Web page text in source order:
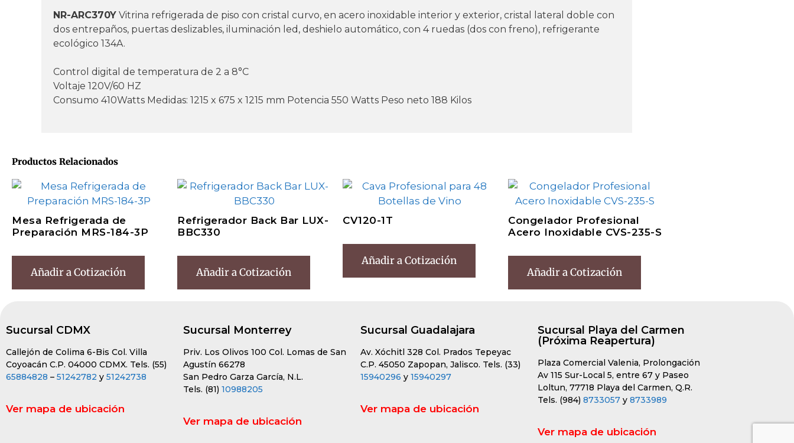
NR-ARC370Y Vitrina refrigerada de piso con cristal curvo, en acero inoxidable interior y exterior, cristal lateral doble con
dos entrepaños, puertas deslizables, iluminación led, deshielo automático, con 4 ruedas (dos con freno), refrigerante
ecológico 134A.
Control digital de temperatura de 2 a 8°C
Voltaje 120V/60 HZ
Consumo 410Watts Medidas: 1215 x 675 x 1215 mm Potencia 550 Watts Peso neto 188 Kilos
Productos Relacionados
Mesa Refrigerada de
Preparación MRS-184-3P
Añadir a Cotización
Refrigerador Back Bar LUX-
BBC330
Añadir a Cotización
CV120-1T
Añadir a Cotización
Congelador Profesional
Acero Inoxidable CVS-235-S
Añadir a Cotización
Sucursal CDMX
Callejón de Colima 6-Bis Col. Villa
Coyoacán C.P. 04000 CDMX. Tels. (55)
65884828 – 51242782 y 51242738
Ver mapa de ubicación
Sucursal Monterrey
Priv. Los Olivos 100 Col. Lomas de San
Agustín 66278
San Pedro Garza García, N.L.
Tels. (81) 10988205
Ver mapa de ubicación
Sucursal Guadalajara
Av. Xóchitl 328 Col. Prados Tepeyac
C.P. 45050 Zapopan, Jalisco. Tels. (33)
15940296 y 15940297
Ver mapa de ubicación
Sucursal Playa del Carmen
(Próxima Reapertura)
Plaza Comercial Valenia, Prolongación
Av 115 Sur-Local 5, entre 67 y Paseo
Loltun, 77718 Playa del Carmen, Q.R.
Tels. (984) 8733057 y 8733989
Ver mapa de ubicación